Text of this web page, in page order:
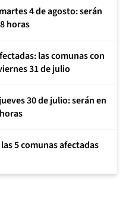
4 de agosto: serán
horas
las comunas con
31 de julio
30 de julio: serán en
5 comunas afectadas